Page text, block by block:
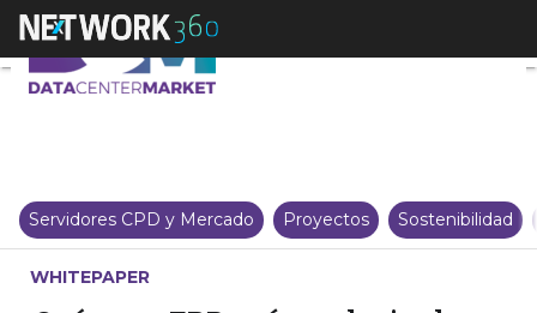
¿Qué es un ERP y cómo elegir
Servidores CPD y Mercado Proyectos Sostenibilidad
WHITEPAPER